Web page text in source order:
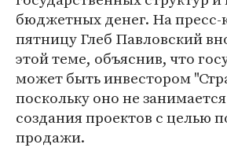
бюджетных денег. На
пятницу Глеб Павловский
этой теме, объяснив, что
может быть инвестором
поскольку оно не
создания проектов с целью
продажи.